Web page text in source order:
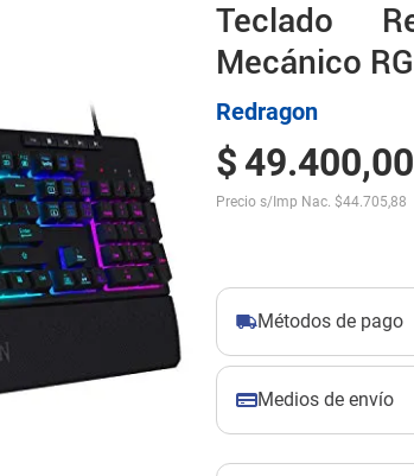
Teclado
Mecánico
Redragon
$ 49.400,00
Precio s/Imp Nac. $44.705,88
Métodos de pago
Medios de envío